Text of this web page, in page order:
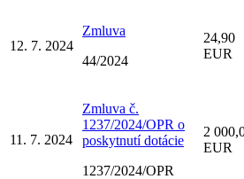
12. 7. 2024
Zmluva
44/2024
24,90
EUR
11. 7. 2024
Zmluva č.
1237/2024/OPR o
poskytnutí dotácie
1237/2024/OPR
2
EUR